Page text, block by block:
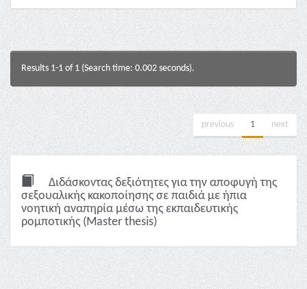
Results 1-1 of 1 (Search time: 0.002 seconds).
previous 1 next
Διδάσκοντας δεξιότητες για την αποφυγή της
σεξουαλικής κακοποίησης σε παιδιά με ήπια
νοητική αναπηρία μέσω της εκπαιδευτικής
ρομποτικής (Master thesis)